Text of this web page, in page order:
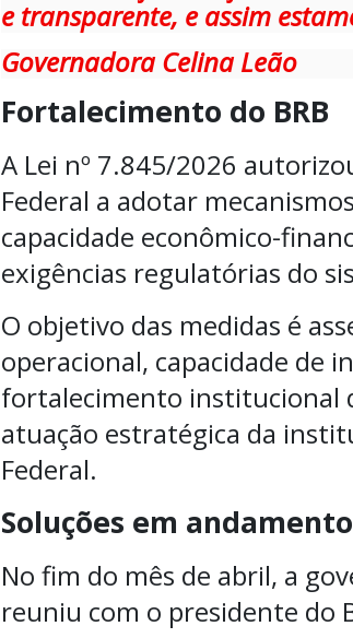
e transparente, e assim
Governadora Celina Leão
Fortalecimento do BRB
A Lei nº 7.845/2026
Federal a adotar
capacidade econômico-
exigências regulatórias do
O objetivo das medidas é
operacional, capacidade de
fortalecimento institucional
atuação estratégica da
Federal.
Soluções em andamento
No fim do mês de abril, a
reuniu com o presidente do